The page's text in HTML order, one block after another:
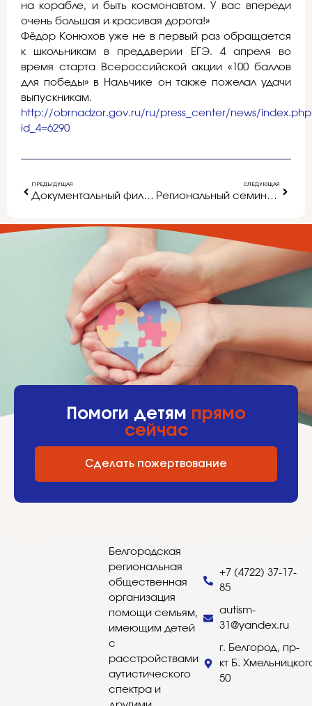
на корабле, и быть космонавтом. У вас впереди
очень большая и красивая дорога!»
Фёдор Конюхов уже не в первый раз обращается
к школьникам в преддверии ЕГЭ. 4 апреля во
время старта Всероссийской акции «100 баллов
для победы» в Нальчике он также пожелал удачи
выпускникам.
http://obrnadzor.gov.ru/ru/press_center/news/
id_4=6290
ПРЕДЫДУЩАЯ
Документальный фильм «Урок на всю жизнь», подготовленный Министерством образования и науки РФ.
СЛЕДУЮЩАЯ
Региональный семинар для руководителей Домов и Центров детского творчества Белгородской области в Чернянском районе
Помоги детям прямо
сейчас
Сделать пожертвование
Белгородская
региональная
общественная
организация
помощи семьям,
имеющим детей
с
расстройствами
аутистического
спектра и
+7 (4722) 37-17-
85
autism-
31@yandex.ru
г. Белгород, пр-
кт Б.
50